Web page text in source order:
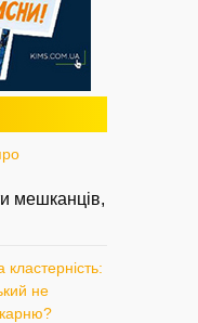
мешканців,
кластерність:
не